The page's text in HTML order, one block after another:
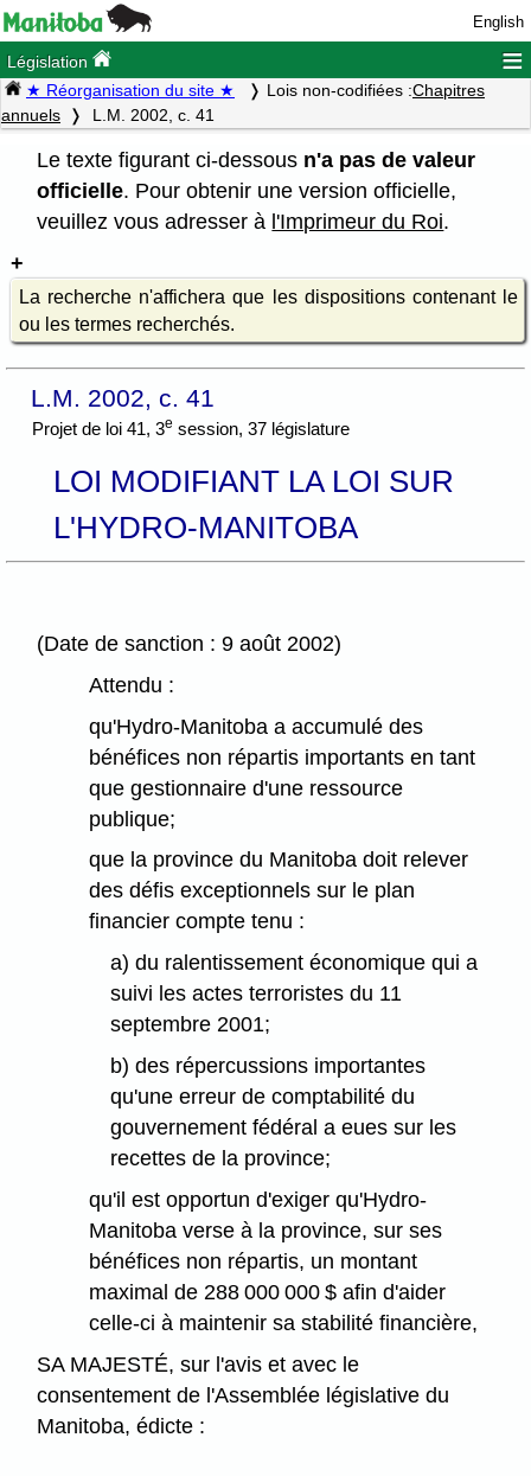
English
Législation ≡
★ Réorganisation du site ★ Lois non-codifiées :Chapitres
annuels
L.M. 2002, c. 41
Le texte figurant ci-dessous n'a pas de valeur
officielle. Pour obtenir une version officielle,
veuillez vous adresser à l'Imprimeur du Roi.
La recherche n'affichera que les dispositions contenant le
ou les termes recherchés.
L.M. 2002, c. 41
Projet de loi 41, 3e session, 37 législature
LOI MODIFIANT LA LOI SUR
L'HYDRO-MANITOBA
(Date de sanction : 9 août 2002)
Attendu :
qu'Hydro-Manitoba a accumulé des
bénéfices non répartis importants en tant
que gestionnaire d'une ressource
publique;
que la province du Manitoba doit relever
des défis exceptionnels sur le plan
financier compte tenu :
a) du ralentissement économique qui a
suivi les actes terroristes du 11
septembre 2001;
b) des répercussions importantes
qu'une erreur de comptabilité du
gouvernement fédéral a eues sur les
recettes de la province;
qu'il est opportun d'exiger qu'Hydro-
Manitoba verse à la province, sur ses
bénéfices non répartis, un montant
maximal de 288 000 000 $ afin d'aider
celle-ci à maintenir sa stabilité financière,
SA MAJESTÉ, sur l'avis et avec le
consentement de l'Assemblée législative du
Manitoba, édicte :